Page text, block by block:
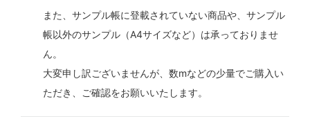
また、サンプル帳に登載されていない商品や、サンプル
帳以外のサンプル（A4サイズなど）は承っておりませ
ん。
大変申し訳ございませんが、数mなどの少量でご購入い
ただき、ご確認をお願いいたします。